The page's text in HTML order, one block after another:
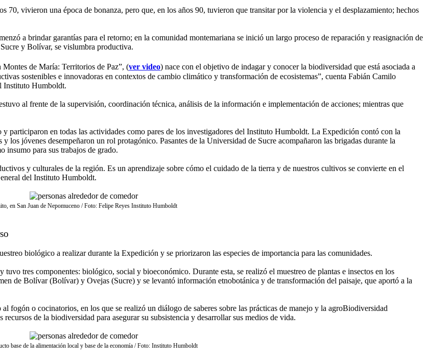
70, vivieron una época de bonanza, pero que, en los años 90, tuvieron que transitar por la violencia y el desplazamiento; hechos
a brindar garantías para el retorno; en la comunidad montemariana se inició un largo proceso de reparación y reasignación de
y Bolívar, se vislumbra productiva.
de María: Territorios de Paz”, (ver video) nace con el objetivo de indagar y conocer la biodiversidad que está asociada a
sostenibles e innovadoras en contextos de cambio climático y transformación de ecosistemas”, cuenta Fabián Camilo
Instituto Humboldt.
al frente de la supervisión, coordinación técnica, análisis de la información e implementación de acciones; mientras que
participaron en todas las actividades como pares de los investigadores del Instituto Humboldt. La Expedición contó con la
los jóvenes desempeñaron un rol protagónico. Pasantes de la Universidad de Sucre acompañaron las brigadas durante la
insumo para sus trabajos de grado.
y culturales de la región. Es un aprendizaje sobre cómo el cuidado de la tierra y de nuestros cultivos se convierte en el
del Instituto Humboldt.
en San Juan de Nepomuceno / Foto: Felipe Reyes Instituto Humboldt
biológico a realizar durante la Expedición y se priorizaron las especies de importancia para las comunidades.
tres componentes: biológico, social y bioeconómico. Durante esta, se realizó el muestreo de plantas e insectos en los
de Bolívar (Bolívar) y Ovejas (Sucre) y se levantó información etnobotánica y de transformación del paisaje, que aportó a la
fogón o cocinatorios, en los que se realizó un diálogo de saberes sobre las prácticas de manejo y la agroBiodiversidad
de la biodiversidad para asegurar su subsistencia y desarrollar sus medios de vida.
base de la alimentación local y base de la economía / Foto: Instituto Humboldt